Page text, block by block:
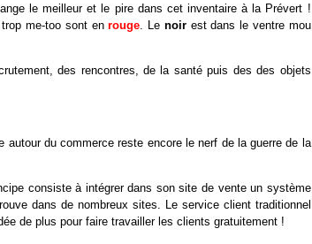
le meilleur et le pire dans cet inventaire à la Prévert !
me-too sont enrouge . Le noirest dans le ventre mou
des rencontres, de la santé puis des des objets
du commerce reste encore le nerf de la guerre de la
consiste à intégrer dans son site de vente un système
dans de nombreux sites. Le service client traditionnel
de plus pour faire travailler les clients gratuitement !